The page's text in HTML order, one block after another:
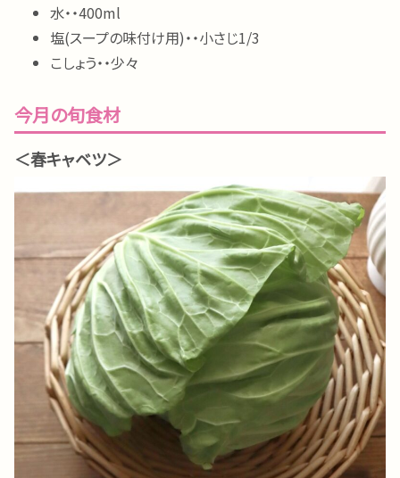
水・・400ml
塩(スープの味付け用)・・小さじ1/3
こしょう・・少々
今月の旬食材
＜春キャベツ＞